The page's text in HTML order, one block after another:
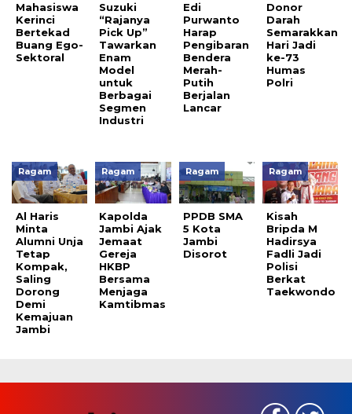
Mahasiswa
Kerinci
Bertekad
Buang Ego-
Sektoral
Suzuki
“Rajanya
Pick Up”
Tawarkan
Enam
Model
untuk
Berbagai
Segmen
Industri
Edi
Purwanto
Harap
Pengibaran
Bendera
Merah-
Putih
Berjalan
Lancar
Donor
Darah
Semarakkan
Hari Jadi
ke-73
Humas
Polri
Ragam
Al Haris
Minta
Alumni Unja
Tetap
Kompak,
Saling
Dorong
Demi
Kemajuan
Jambi
Ragam
Kapolda
Jambi Ajak
Jemaat
Gereja
HKBP
Bersama
Menjaga
Kamtibmas
Ragam
PPDB SMA
5 Kota
Jambi
Disorot
Ragam
Kisah
Bripda M
Hadirsya
Fadli Jadi
Polisi
Berkat
Taekwondo